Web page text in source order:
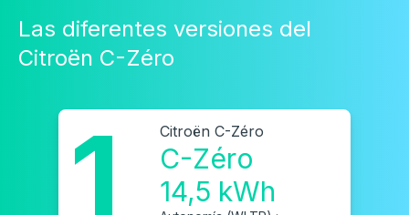
Las diferentes versiones del
Citroën C-Zéro
1 Citroën C-Zéro
C-Zéro
14,5 kWh